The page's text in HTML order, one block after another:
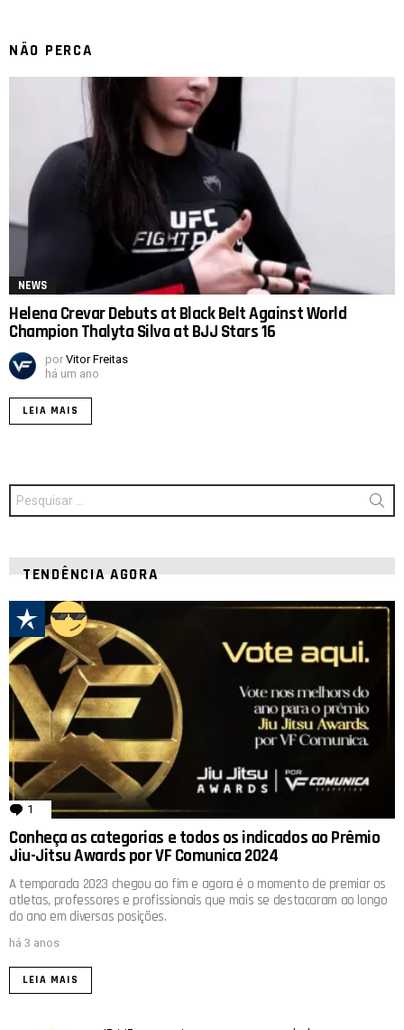
NÃO PERCA
NEWS
Helena Crevar Debuts at Black Belt Against World
Champion Thalyta Silva at BJJ Stars 16
por Vitor Freitas
há um ano
LEIA MAIS
Procurar
por:
TENDÊNCIA AGORA
1 comentário
Conheça as categorias e todos os indicados ao Prêmio
Jiu-Jitsu Awards por VF Comunica 2024
A temporada 2023 chegou ao fim e agora é o momento de premiar os
atletas, professores e profissionais que mais se destacaram ao longo
do ano em diversas posições.
há 3 anos
LEIA MAIS